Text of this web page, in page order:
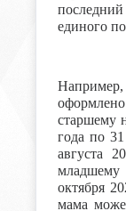
единого
старшему
года по
августа
октября
мама